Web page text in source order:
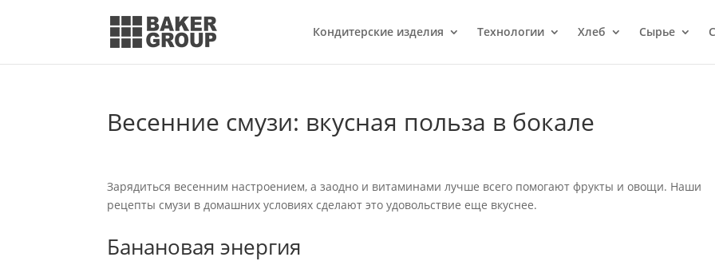
Кондитерcкие изделия Технологии Хлеб Сырье
Весенние смузи: вкусная польза в бокале
Зарядиться весенним настроением, а заодно и витаминами лучше всего помогают фрукты и овощи. Наши
рецепты смузи в домашних условиях сделают это удовольствие еще вкуснее.
Банановая энергия